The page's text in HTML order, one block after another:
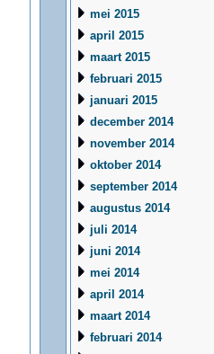
mei 2015
april 2015
maart 2015
februari 2015
januari 2015
december 2014
november 2014
oktober 2014
september 2014
augustus 2014
juli 2014
juni 2014
mei 2014
april 2014
maart 2014
februari 2014